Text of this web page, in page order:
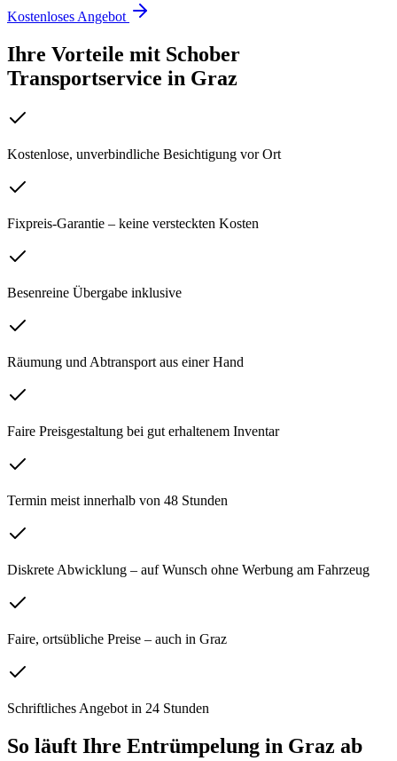
Kostenloses Angebot
Ihre Vorteile mit Schober
Transportservice in Graz
Kostenlose, unverbindliche Besichtigung vor Ort
Fixpreis-Garantie – keine versteckten Kosten
Besenreine Übergabe inklusive
Räumung und Abtransport aus einer Hand
Faire Preisgestaltung bei gut erhaltenem Inventar
Termin meist innerhalb von 48 Stunden
Diskrete Abwicklung – auf Wunsch ohne Werbung am Fahrzeug
Faire, ortsübliche Preise – auch in Graz
Schriftliches Angebot in 24 Stunden
So läuft Ihre Entrümpelung in Graz ab